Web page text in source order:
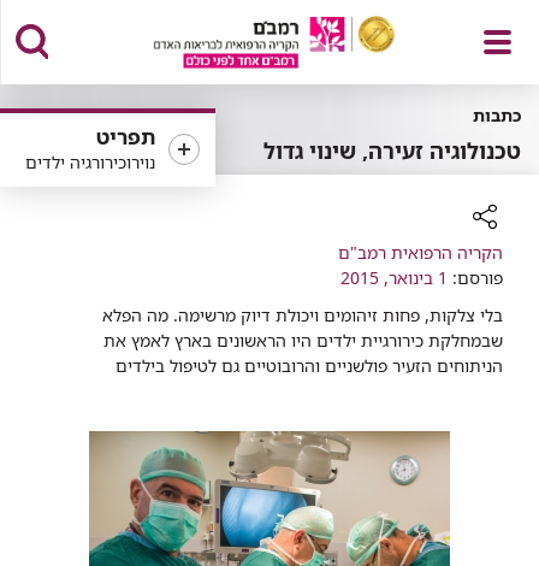
פתח
תפריט
תפריט
נוירוכירורגיה ילדים
כתבות
טכנולוגיה זעירה, שינוי גדול
רכיב
שיתוף
הקריה הרפואית רמב"ם
פורסם: 1 בינואר, 2015
בלי צלקות, פחות זיהומים ויכולת דיוק מרשימה. מה הפלא
שבמחלקת כירורגיית ילדים היו הראשונים בארץ לאמץ את
הניתוחים הזעיר פולשניים והרובוטיים גם לטיפול בילדים ​